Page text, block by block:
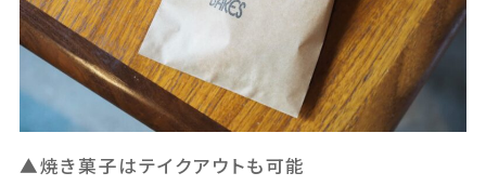
▲焼き菓子はテイクアウトも可能